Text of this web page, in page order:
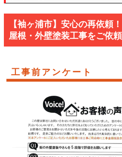
【袖ヶ浦市】安心の再依頼
屋根・外壁塗装工事をご依
工事前アンケート